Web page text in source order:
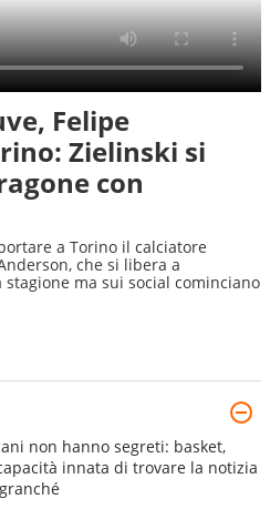
Felipe
Zielinski si
con
a Torino il calciatore
che si libera a
ma sui social cominciano
non hanno segreti: basket,
innata di trovare la notizia